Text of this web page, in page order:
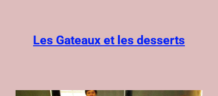
Les Gateaux et les desserts